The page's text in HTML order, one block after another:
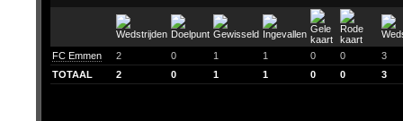
FC Emmen 2 0 1 1 0 0
3
TOTAAL
2 0 1 1 0 0 3